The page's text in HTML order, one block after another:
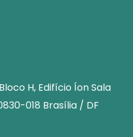
H, Edifício Íon Sala
018 Brasília / DF